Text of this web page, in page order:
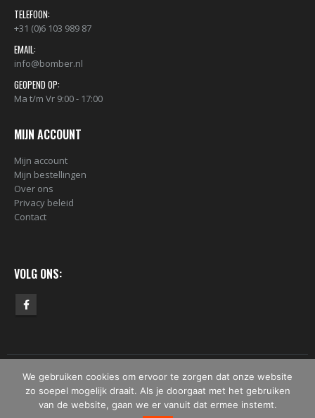
TELEFOON:
+31 (0)6 103 989 87
EMAIL:
info@bomber.nl
GEOPEND OP:
Ma t/m Vr 9:00 - 17:00
MIJN ACCOUNT
Mijn account
Mijn bestellingen
Over ons
Privacy beleid
Contact
VOLG ONS:
© Copyright 2019 - 2026 - Bomber.nl. Alle rechten voorbehouden.
We gebruiken cookies om ervoor te zorgen dat onze website
zo soepel mogelijk draait. Als je doorgaat met het gebruiken
van de website, gaan we er vanuit dat ermee instemt.